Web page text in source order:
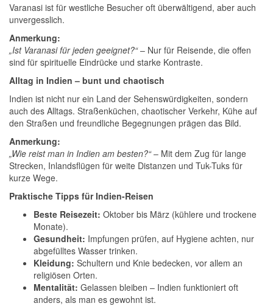
Varanasi ist für westliche Besucher oft überwältigend, aber auch
unvergesslich.
Anmerkung:
„Ist Varanasi für jeden geeignet?“– Nur für Reisende, die offen
sind für spirituelle Eindrücke und starke Kontraste.
Alltag in Indien – bunt und chaotisch
Indien ist nicht nur ein Land der Sehenswürdigkeiten, sondern
auch des Alltags. Straßenküchen, chaotischer Verkehr, Kühe auf
den Straßen und freundliche Begegnungen prägen das Bild.
Anmerkung:
„Wie reist man in Indien am besten?“– Mit dem Zug für lange
Strecken, Inlandsflügen für weite Distanzen und Tuk-Tuks für
kurze Wege.
Praktische Tipps für Indien-Reisen
Beste Reisezeit: Oktober bis März (kühlere und trockene
Monate).
Gesundheit: Impfungen prüfen, auf Hygiene achten, nur
abgefülltes Wasser trinken.
Kleidung: Schultern und Knie bedecken, vor allem an
religiösen Orten.
Mentalität: Gelassen bleiben – Indien funktioniert oft
anders, als man es gewohnt ist.